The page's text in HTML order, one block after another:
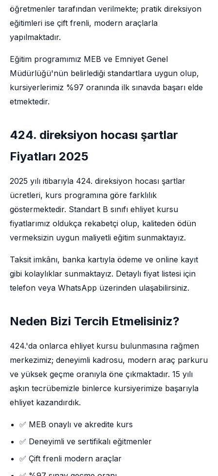
öğretmenler tarafından verilmekte; pratik direksiyon
eğitimleri ise çift frenli, modern araçlarla
yapılmaktadır.
Eğitim programımız MEB ve Emniyet Genel
Müdürlüğü'nün belirlediği standartlara uygun olup,
kursiyerlerimiz %97 oranında ilk sınavda başarı elde
etmektedir.
424. direksiyon hocası şartlar
Fiyatları 2025
2025 yılı itibarıyla 424. direksiyon hocası şartlar
ücretleri, kurs programına göre farklılık
göstermektedir. Standart B sınıfı ehliyet kursu
fiyatlarımız oldukça rekabetçi olup, kaliteden ödün
vermeksizin uygun maliyetli eğitim sunmaktayız.
Taksit imkânı, banka kartıyla ödeme ve online kayıt
gibi kolaylıklar sunmaktayız. Detaylı fiyat listesi için
telefon veya WhatsApp üzerinden ulaşabilirsiniz.
Neden Bizi Tercih Etmelisiniz?
424.'da onlarca ehliyet kursu bulunmasına rağmen
merkezimiz; deneyimli kadrosu, modern araç parkuru
ve yüksek geçme oranıyla öne çıkmaktadır. 15 yılı
aşkın tecrübemizle binlerce kursiyerimize başarıyla
ehliyet kazandırdık.
✅ MEB onaylı ve akredite kurs
✅ Deneyimli ve sertifikalı eğitmenler
✅ Çift frenli modern araçlar